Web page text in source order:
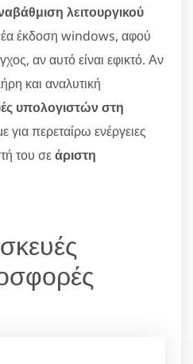
λειτουργικού
έκδοση windows, αφού
αν αυτό είναι εφικτό. Αν
και αναλυτική
υπολογιστών στη
για περεταίρω ενέργειες
του σεάριστη